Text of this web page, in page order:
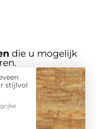
die u mogelijk
stijlvol